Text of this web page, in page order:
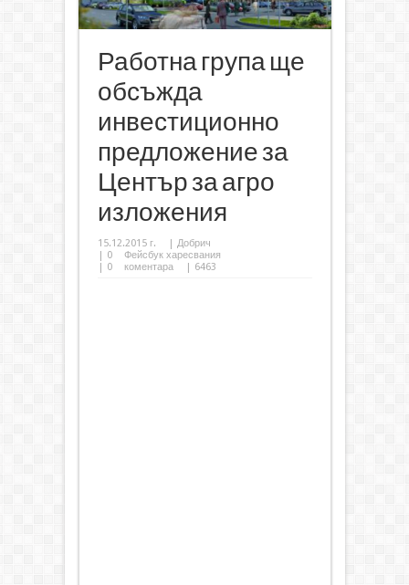
Работна група ще
обсъжда
инвестиционно
предложение за
Център за агро
изложения
15.12.2015 г.
Добрич
0
Фейсбук харесвания
0 коментара | 6463